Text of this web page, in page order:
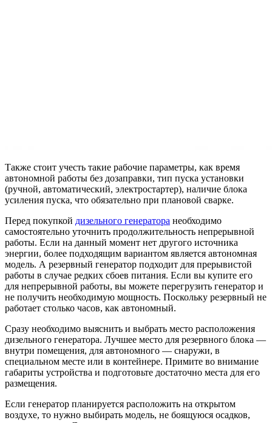
Также стоит учесть такие рабочие параметры, как время
автономной работы без дозаправки, тип пуска установки
(ручной, автоматический, электростартер), наличие блока
усиления пуска, что обязательно при плановой сварке.
Перед покупкой дизельного генератора необходимо
самостоятельно уточнить продолжительность непрерывной
работы. Если на данный момент нет другого источника
энергии, более подходящим вариантом является автономная
модель. А резервный генератор подходит для прерывистой
работы в случае редких сбоев питания. Если вы купите его
для непрерывной работы, вы можете перегрузить генератор и
не получить необходимую мощность. Поскольку резервный не
работает столько часов, как автономный.
Сразу необходимо выяснить и выбрать место расположения
дизельного генератора. Лучшее место для резервного блока —
внутри помещения, для автономного — снаружи, в
специальном месте или в контейнере. Примите во внимание
габариты устройства и подготовьте достаточно места для его
размещения.
Если генератор планируется расположить на открытом
воздухе, то нужно выбирать модель, не боящуюся осадков,